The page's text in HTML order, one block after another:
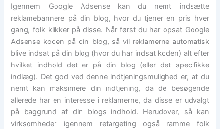
Igennem Google Adsense kan du nemt indsætte
reklamebannere på din blog, hvor du tjener en pris hver
gang, folk klikker på disse. Når først du har opsat Google
Adsense koden på din blog, så vil reklamerne automatisk
blive indsat på din blog (hvor du har indsat koden) alt efter
hvilket indhold det er på din blog (eller det specifikke
indlæg). Det god ved denne indtjeningsmulighed er, at du
nemt kan maksimere din indtjening, da de besøgende
allerede har en interesse i reklamerne, da disse er udvalgt
på baggrund af din blogs indhold. Herudover, så kan
virksomheder igennem retargeting også ramme folk